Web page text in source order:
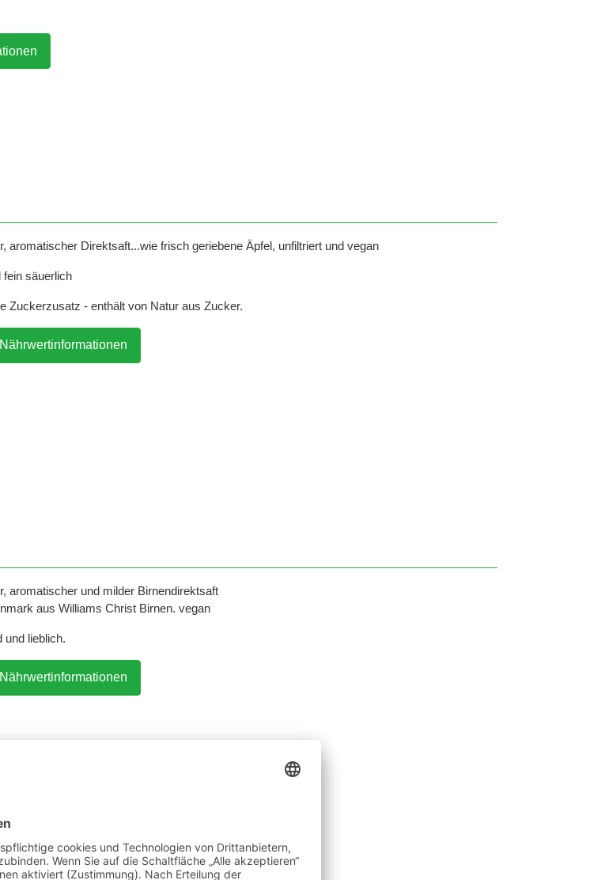
aromatischer Direktsaft...wie frisch geriebene Äpfel, unfiltriert und vegan
fein säuerlich
Zuckerzusatz - enthält von Natur aus Zucker.
aromatischer und milder Birnendirektsaft
aus Williams Christ Birnen. vegan
und lieblich.